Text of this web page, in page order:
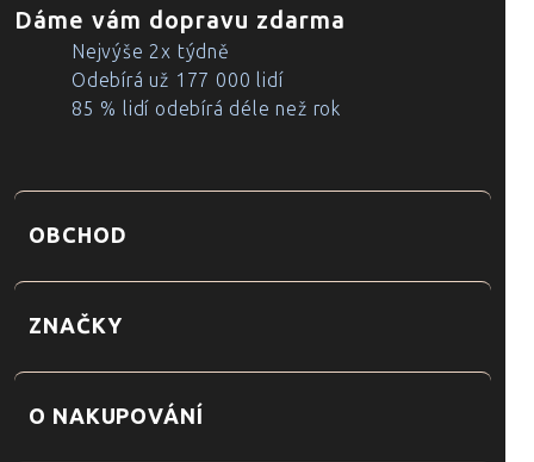
Dáme vám dopravu zdarma
Nejvýše 2x týdně
Odebírá už 177 000 lidí
85 % lidí odebírá déle než rok
OBCHOD
ZNAČKY
O NAKUPOVÁNÍ